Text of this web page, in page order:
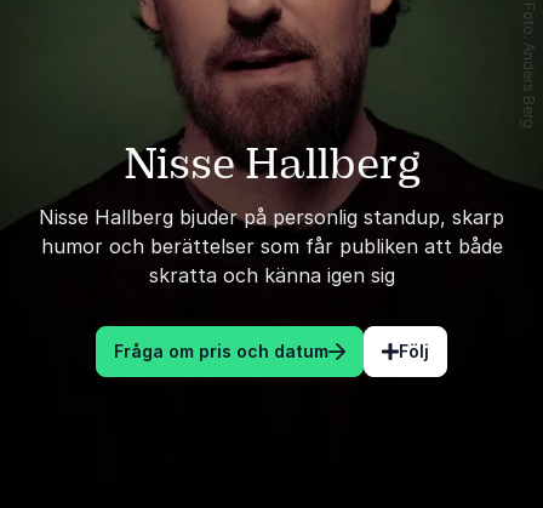
Nisse Hallberg
Nisse Hallberg bjuder på personlig standup, skarp
humor och berättelser som får publiken att både
skratta och känna igen sig
Fråga om pris och datum Följ
Foto: Anders Berg